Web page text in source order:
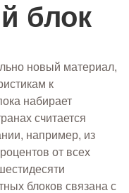
блок
новый материал,
к
набирает
считается
например, из
от всех
блоков связана с